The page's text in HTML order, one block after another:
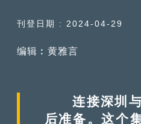
刊登日期 : 2024-04-29
编辑︰黄雅言
连接深圳与
后准备。这个